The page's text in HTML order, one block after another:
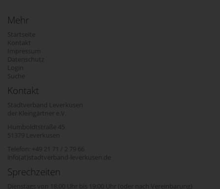
Mehr
Startseite
Kontakt
Impressum
Datenschutz
Login
Suche
Kontakt
Stadtverband Leverkusen
der Kleingärtner e.V.
Humboldtstraße 45
51379 Leverkusen
Telefon: +49 21 71 / 2 79 66
info(at)stadtverband-leverkusen.de
Sprechzeiten
Dienstags von 18:00 Uhr bis 19:00 Uhr (oder nach Vereinbarung)